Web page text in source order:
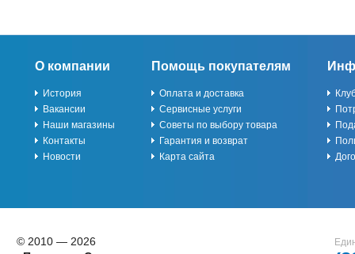
О компании
История
Вакансии
Наши магазины
Контакты
Новости
Помощь покупателям
Оплата и доставка
Сервисные услуги
Советы по выбору товара
Гарантия и возврат
Карта сайта
© 2010 — 2026